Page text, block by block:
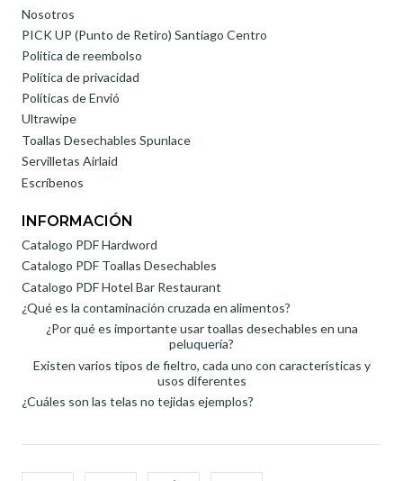
Nosotros
PICK UP (Punto de Retiro) Santiago Centro
Politica de reembolso
Política de privacidad
Políticas de Envió
Ultrawipe
Toallas Desechables Spunlace
Servilletas Airlaid
Escríbenos
INFORMACIÓN
Catalogo PDF Hardword
Catalogo PDF Toallas Desechables
Catalogo PDF Hotel Bar Restaurant
¿Qué es la contaminación cruzada en alimentos?
¿Por qué es importante usar toallas desechables en una
peluquería?
Existen varios tipos de fieltro, cada uno con características y
usos diferentes
¿Cuáles son las telas no tejidas ejemplos?